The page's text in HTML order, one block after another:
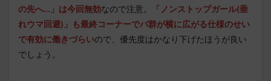
の先へ…」は今回無効なので注意。
「ノンストップガール(垂
れウマ回避)」も最終コーナーでバ群が横に広がる仕様のせい
で有効に働きづらいので、優先度はかなり下げたほうが良い
でしょう。